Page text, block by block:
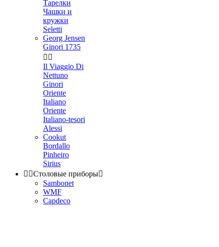
Тарелки
Чашки и
кружки
Seletti
Georg Jensen
Ginori 1735
 
Il Viaggio Di
Nettuno
Ginori
Oriente
Italiano
Oriente
Italiano-tesori
Alessi
Cookut
Bordallo
Pinheiro
Sirius
 Столовые приборы
Sambonet
WMF
Capdeco